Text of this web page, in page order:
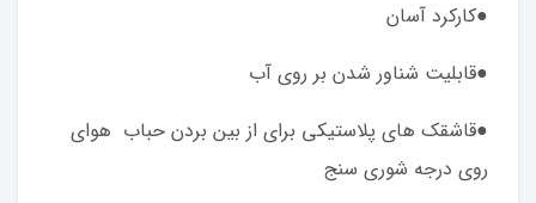
●کارکرد آسان
●قابلیت شناور شدن بر روی آب
●قاشقک های پلاستیکی برای از بین بردن حباب هوای
روی درجه شوری سنج